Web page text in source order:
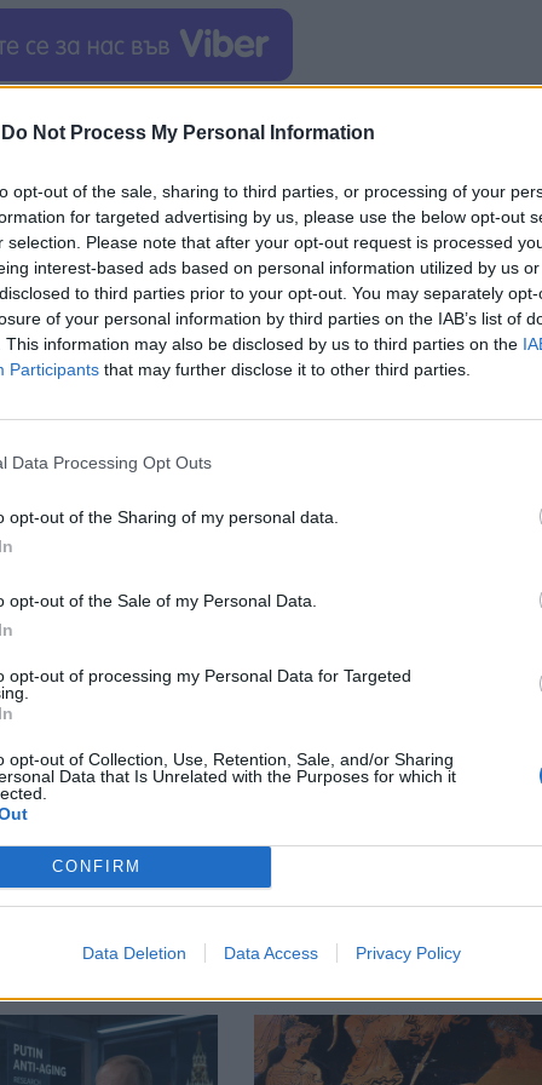
Do Not Process My Personal Information
opt-out of the sale, sharing to third parties, or processing of your
for targeted advertising by us, please use the below opt-out
selection. Please note that after your opt-out request is processed
interest-based ads based on personal information utilized by us
to third parties prior to your opt-out. You may separately
of your personal information by third parties on the IAB’s list of
This information may also be disclosed by us to third parties on the
Participants that may further disclose it to other third parties.
Data Processing Opt Outs
opt-out of the Sharing of my personal data.
opt-out of the Sale of my Personal Data.
opt-out of processing my Personal Data for Targeted
opt-out of Collection, Use, Retention, Sale, and/or Sharing
Data that Is Unrelated with the Purposes for which it
CONFIRM
Data Deletion Data Access Privacy Policy
да се поддържат фоторецепторите -
сигнали и изпращат тези сигнали към
захарен диабет, свързаната с
иматниски нива на ДХК . Поради това те
със симптоми на болестта на Алцхаймер
увеличили с 96%нивата на ДХК в ретината.
НОВИНИ »
Последвайте ни във
facebook
в: